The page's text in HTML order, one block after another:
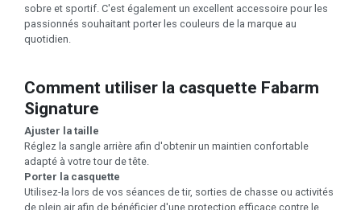
sobre et sportif. C'est également un excellent accessoire pour les
passionnés souhaitant porter les couleurs de la marque au
quotidien.
Comment utiliser la casquette Fabarm
Signature
Ajuster la taille
Réglez la sangle arrière afin d'obtenir un maintien confortable
adapté à votre tour de tête.
Porter la casquette
Utilisez-la lors de vos séances de tir, sorties de chasse ou activités
de plein air afin de bénéficier d'une protection efficace contre le